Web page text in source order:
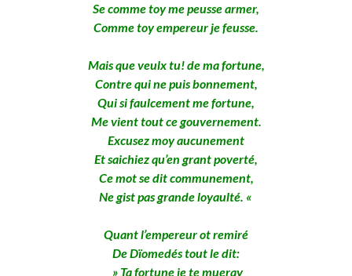
Se comme toy me peusse armer,
Comme toy empereur je feusse.
Mais que veulx tu! de ma fortune,
Contre qui ne puis bonnement,
Qui si faulcement me fortune,
Me vient tout ce gouvernement.
Excusez moy aucunement
Et saichiez qu’en grant poverté,
Ce mot se dit communement,
Ne gist pas grande loyaulté. «
Quant l’empereur ot remiré
De Dïomedés tout le dit:
» Ta fortune je te mueray